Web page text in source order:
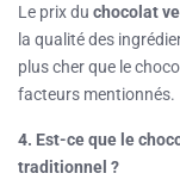
Le prix du chocolat
la qualité des
plus cher que le
facteurs mentionnés.
4. Est-ce que le
traditionnel ?